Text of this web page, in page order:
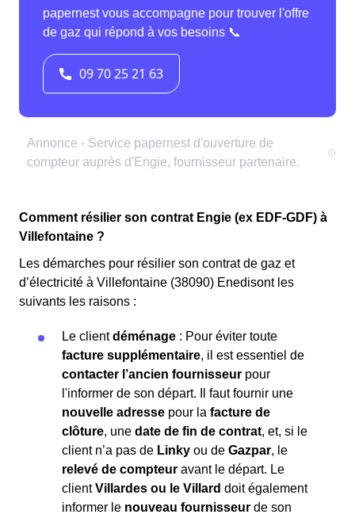
Comment résilier son contrat Engie (ex EDF-GDF) à
Villefontaine ?
Les démarches pour résilier son contrat de gaz et
d’électricité à Villefontaine (38090) Enedisont les
suivants les raisons :
Le clientdéménage : Pour éviter toute
facture supplémentaire, il est essentiel de
contacter l’ancien fournisseur pour
l'informer de son départ. Il faut fournir une
nouvelle adresse pour la facture de
clôture, une date de fin de contrat, et, si le
client n’a pas de Linky ou de Gazpar, le
relevé de compteur avant le départ. Le
clientVillardes ou le Villard doit également
informer le nouveau fournisseur de son